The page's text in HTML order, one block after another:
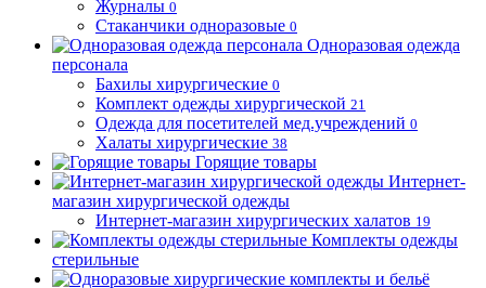
Журналы 0
Стаканчики одноразовые 0
Одноразовая одежда
персонала
Бахилы хирургические 0
Комплект одежды хирургической 21
Одежда для посетителей мед.учреждений 0
Халаты хирургические 38
Горящие товары
Интернет-
магазин хирургической одежды
Интернет-магазин хирургических халатов 19
Комплекты одежды
стерильные